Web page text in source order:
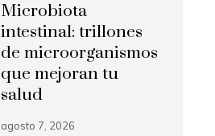
Microbiota
intestinal: trillones
de microorganismos
que mejoran tu
salud
agosto 7, 2026